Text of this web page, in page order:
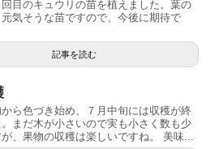
目のキュウリの苗を植えました。葉の
気そうな苗ですので、今後に期待で
記事を読む
から色づき始め、７月中旬には収穫が終
まだ木が小さいので実も小さく数も少
、果物の収穫は楽しいですね。 美味...